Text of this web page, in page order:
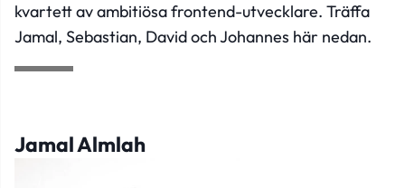
kvartett av ambitiösa frontend-utvecklare. Träffa
Jamal, Sebastian, David och Johannes här nedan.
Jamal Almlah